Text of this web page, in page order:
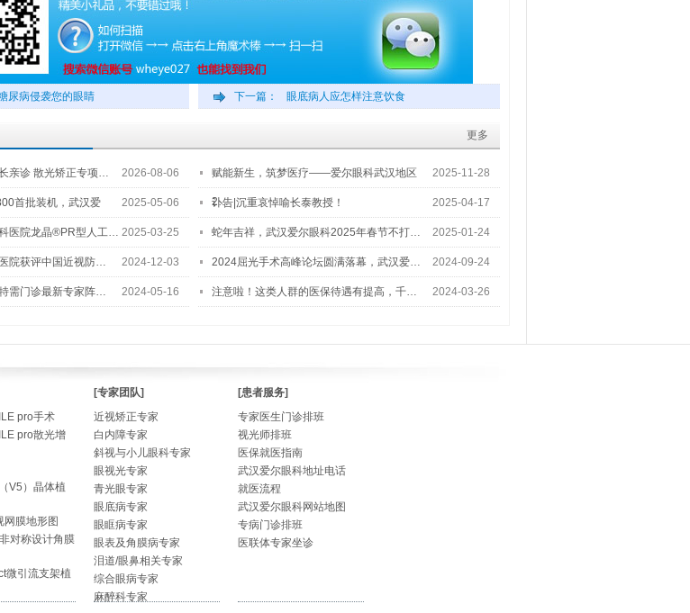
尿病侵袭您的眼睛 下一篇： 眼底病人应怎样注意饮食
更多
亲诊 散光矫正专项… 2026-08-06 赋能新生，筑梦医疗——爱尔眼科武汉地区
2…
2025-11-28
首批装机，武汉爱 2025-05-06 讣告|沉重哀悼喻长泰教授！ 2025-04-17
医院龙晶®PR型人工… 2025-03-25 蛇年吉祥，武汉爱尔眼科2025年春节不打… 2025-01-24
院获评中国近视防… 2024-12-03 2024屈光手术高峰论坛圆满落幕，武汉爱… 2024-09-24
需门诊最新专家阵… 2024-05-16 注意啦！这类人群的医保待遇有提高，千… 2024-03-26
pro手术
pro散光增
V5）晶体植
网膜地形图
对称设计角膜
微引流支架植
[专家团队]
近视矫正专家
白内障专家
斜视与小儿眼科专家
眼视光专家
青光眼专家
眼底病专家
眼眶病专家
眼表及角膜病专家
泪道/眼鼻相关专家
综合眼病专家
麻醉科专家
[患者服务]
专家医生门诊排班
视光师排班
医保就医指南
武汉爱尔眼科地址电话
就医流程
武汉爱尔眼科网站地图
专病门诊排班
医联体专家坐诊